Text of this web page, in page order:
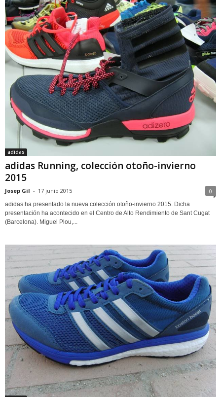
adidas
adidas Running, colección otoño-invierno
2015
Josep Gil - 17 junio 2015 0
adidas ha presentado la nueva colección otoño-invierno 2015. Dicha
presentación ha acontecido en el Centro de Alto Rendimiento de Sant Cugat
(Barcelona). Miguel Plou,...